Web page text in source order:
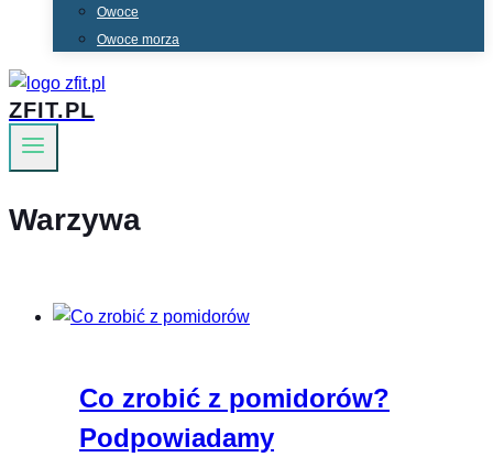
Owoce
Owoce morza
ZFIT.PL
Warzywa
Co zrobić z pomidorów?
Podpowiadamy